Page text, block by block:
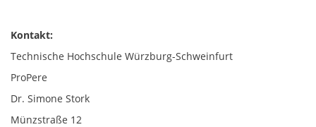
Kontakt:
Technische Hochschule Würzburg-Schweinfurt
ProPere
Dr. Simone Stork
Münzstraße 12